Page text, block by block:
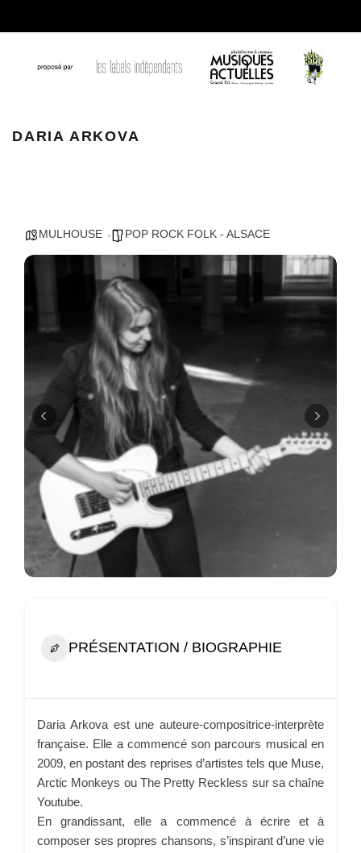
DARIA ARKOVA
MULHOUSE POP ROCK FOLK - ALSACE
PRÉSENTATION / BIOGRAPHIE
Daria Arkova est une auteure-compositrice-interprète
française. Elle a commencé son parcours musical en
2009, en postant des reprises d’artistes tels que Muse,
Arctic Monkeys ou The Pretty Reckless sur sa chaîne
Youtube.
En grandissant, elle a commencé à écrire et à
composer ses propres chansons, s’inspirant d’une vie